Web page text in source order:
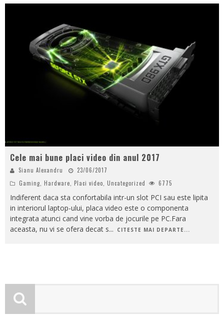
Cele mai bune placi video din anul 2017
Sianu Alexandru
23/06/2017
Gaming, Hardware, Placi video, Uncategorized 6775
Indiferent daca sta confortabila intr-un slot PCI sau este lipita
in interiorul laptop-ului, placa video este o componenta
integrata atunci cand vine vorba de jocurile pe PC.Fara
aceasta, nu vi se ofera decat s... CITESTE MAI DEPARTE...